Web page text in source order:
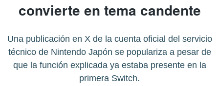
convierte en tema candente
Una publicación en X de la cuenta oficial del servicio
técnico de Nintendo Japón se populariza a pesar de
que la función explicada ya estaba presente en la
primera Switch.